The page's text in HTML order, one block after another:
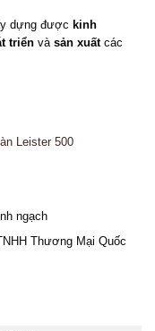
dựng được kinh
triển và sản xuấtcác
Leister 500
ngạch
Thương Mại Quốc